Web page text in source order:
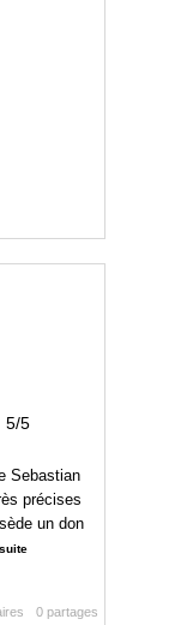
5/5
Sebastian
précises
un don
0 partages